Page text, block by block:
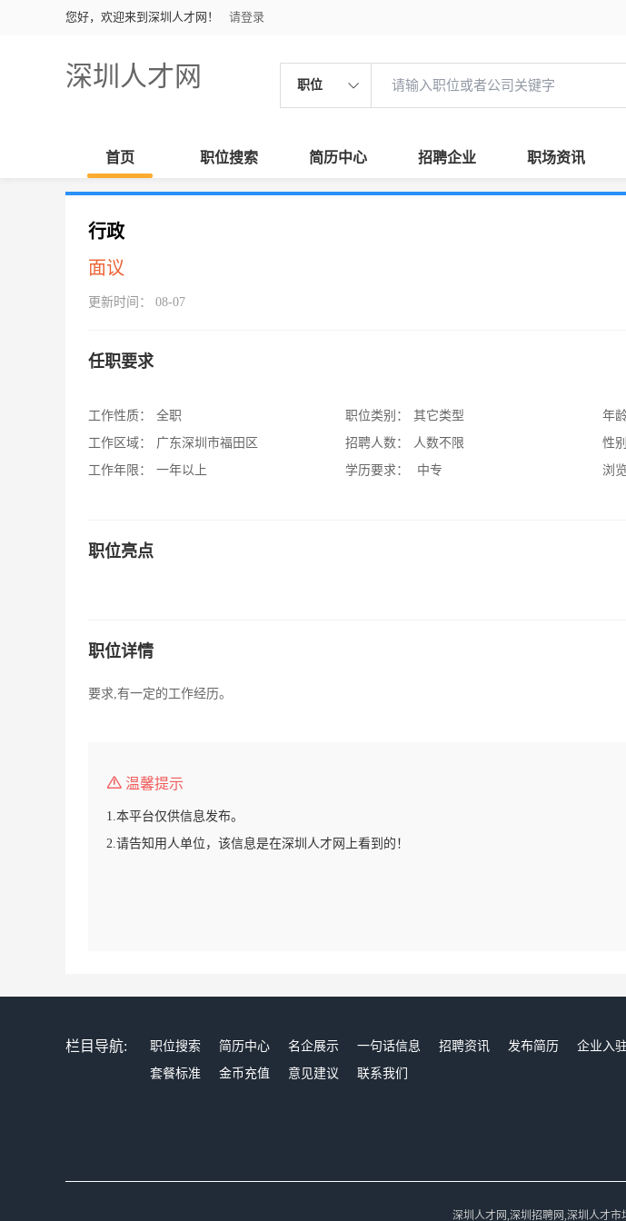
您好，欢迎来到深圳人才网！ 请登录
深圳人才网 职位
首页 职位搜索 简历中心 招聘企业 职场资讯
行政
面议
更新时间： 08-07
任职要求
工作性质：
全职
工作区域：
广东深圳市福田区
工作年限：
一年以上
职位类别：
其它类型
招聘人数：
人数不限
学历要求：
中专
年
性
浏
职位亮点
职位详情
要求,有一定的工作经历。
温馨提示
1.本平台仅供信息发布。
2.请告知用人单位，该信息是在深圳人才网上看到的！
栏目导航: 职位搜索 简历中心 名企展示 一句话信息 招聘资讯 发布简历 企业入
套餐标准
金币充值 意见建议 联系我们
深圳人才网,深圳招聘网,深圳人才市